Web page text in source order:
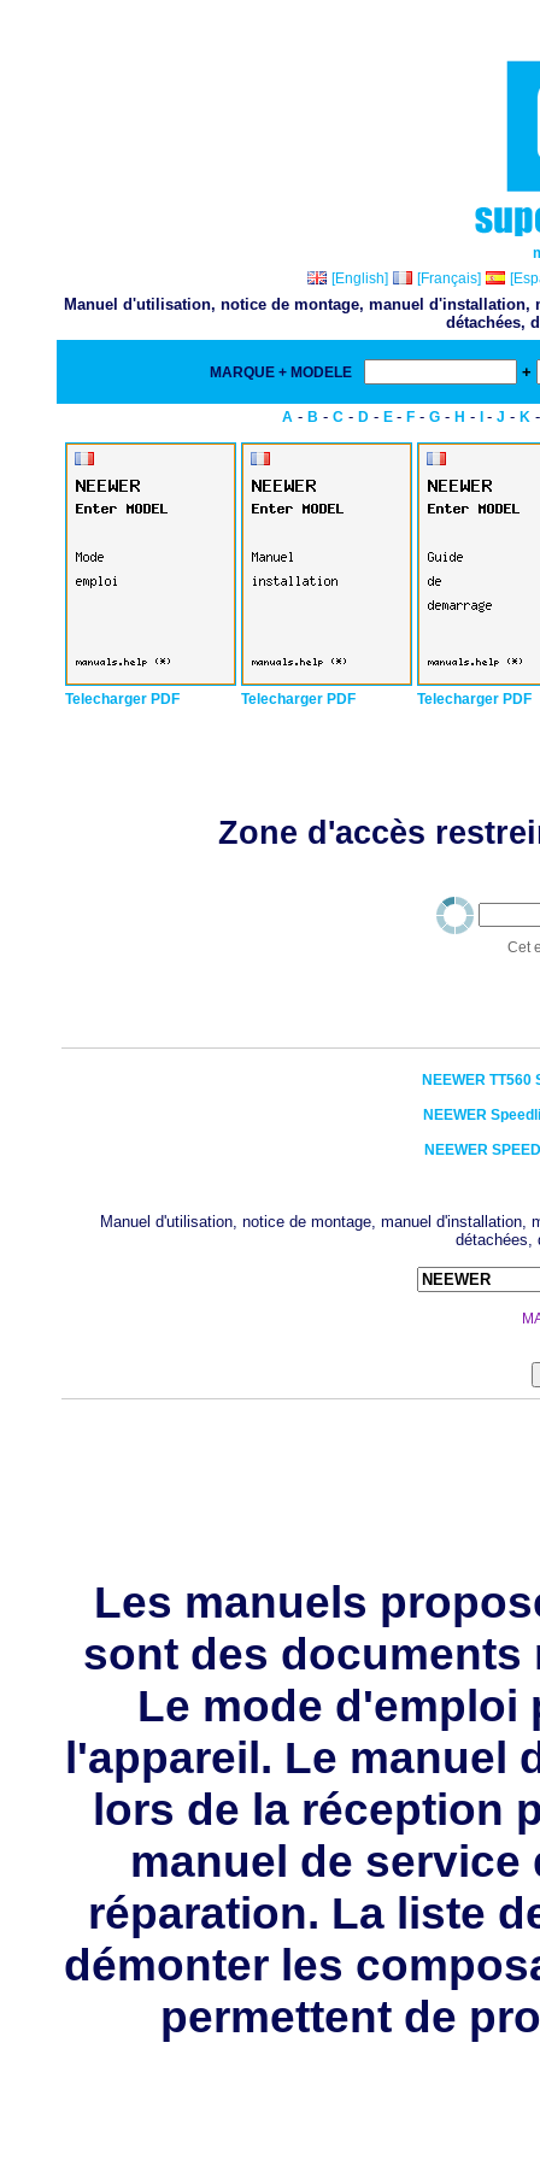
[English]
[Français]
Manuel d'utilisation, notice de montage, manuel
détachées,
MARQUE + MODELE +
A - B - C - D - E - F - G - H - - J - K
Telecharger PDF Telecharger PDF Telecharger PDF
Zone d'accès
Cet
NEEWER TT560
NEEWER
NEEWER
Manuel d'utilisation, notice de montage, manuel
détachées,
Les manuels
sont des documents
Le mode d'emploi
l'appareil. Le manuel
lors de la réception
manuel de
réparation. La liste
démonter les
permettent de